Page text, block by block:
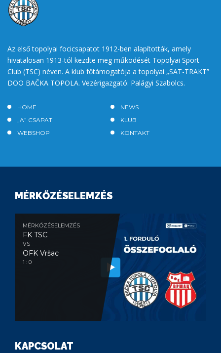
Az első topolyai focicsapatot 1912-ben alapították, amely
hivatalosan 1913-tól kezdte meg működését Topolyai Sport
Club (TSC) néven. A klub főtámogatója a topolyai „SAT-TRAKT”
DOO BAČKA TOPOLA. Vezérigazgató: Palágyi Szabolcs.
HOME
NEWS
„A” CSAPAT
KLUB
WEBSHOP
KONTAKT
MÉRKŐZÉSELEMZÉS
MÉRKŐZÉSELEMZÉS
FK TSC
VS
OFK Vršac
1 : 0
KAPCSOLAT